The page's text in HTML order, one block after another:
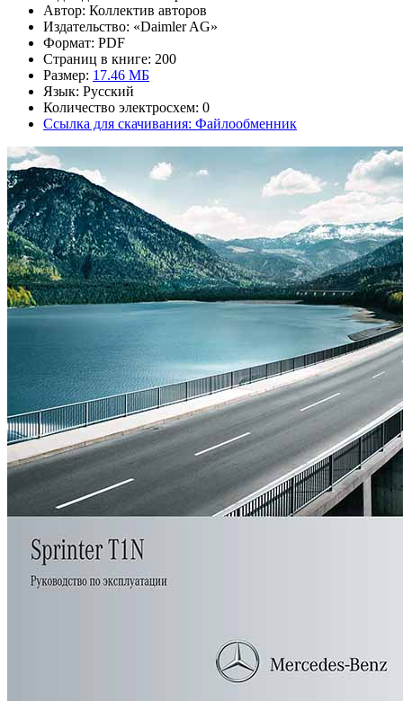
Автор: Коллектив авторов
Издательство: «Daimler AG»
Формат: PDF
Страниц в книге: 200
Размер: 17.46 МБ
Язык: Русский
Количество электросхем: 0
Ссылка для скачивания: Файлообменник